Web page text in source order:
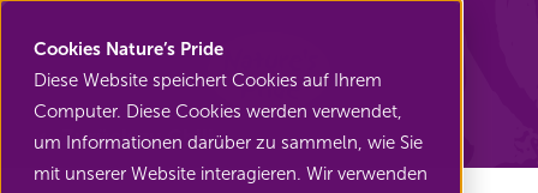
Cookies Nature’s Pride
Diese Website speichert Cookies auf Ihrem
Computer. Diese Cookies werden verwendet,
um Informationen darüber zu sammeln, wie Sie
mit unserer Website interagieren. Wir verwenden
Zurück zu Chili